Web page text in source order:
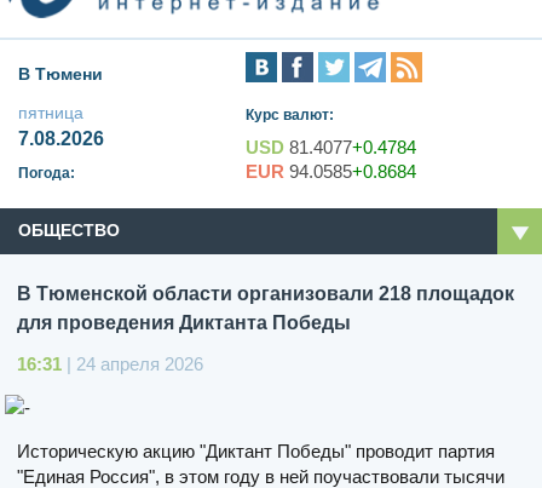
В Тюмени
пятница
7.08.2026
Погода:
Курс валют:
USD 81.4077+0.4784
EUR 94.0585+0.8684
ОБЩЕСТВО
В Тюменской области организовали 218 площадок
для проведения Диктанта Победы
16:31 | 24 апреля 2026
Историческую акцию "Диктант Победы" проводит партия
"Единая Россия", в этом году в ней поучаствовали тысячи